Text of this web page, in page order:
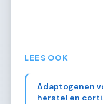
LEES OOK
Adaptogenen
herstel en